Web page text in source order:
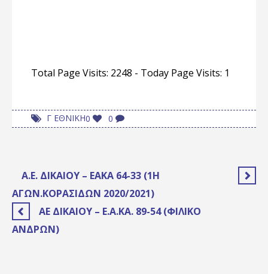
Total Page Visits: 2248 - Today Page Visits: 1
0
0
Γ ΕΘΝΙΚΗ
Α.Ε. ΔΙΚΑΊΟΥ – ΕΑΚΑ 64-33 (1Η
ΑΓΏΝ.ΚΟΡΑΣΊΔΩΝ 2020/2021)
ΑΕ ΔΙΚΑΊΟΥ – Ε.Α.ΚΑ. 89-54 (ΦΙΛΙΚΌ
ΑΝΔΡΏΝ)